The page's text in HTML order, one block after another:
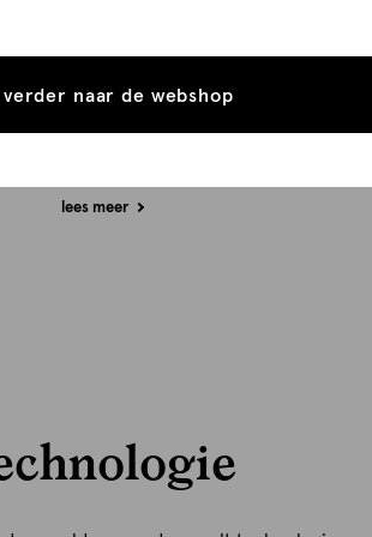
vermelden we in de
om welk materiaal, initiatief of certificaat
lees meer
verder naar de webshop